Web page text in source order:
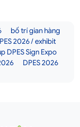
bố trí gian hàng
2026 / exhibit
DPES Sign Expo
DPES 2026